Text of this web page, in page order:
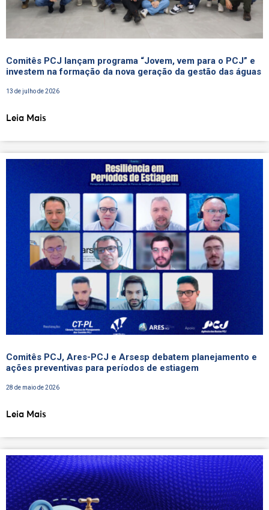
Comitês PCJ lançam programa “Jovem, vem para o PCJ” e
investem na formação da nova geração da gestão das águas
13 de julho de 2026
Leia Mais
Comitês PCJ, Ares-PCJ e Arsesp debatem planejamento e
ações preventivas para períodos de estiagem
28 de maio de 2026
Leia Mais